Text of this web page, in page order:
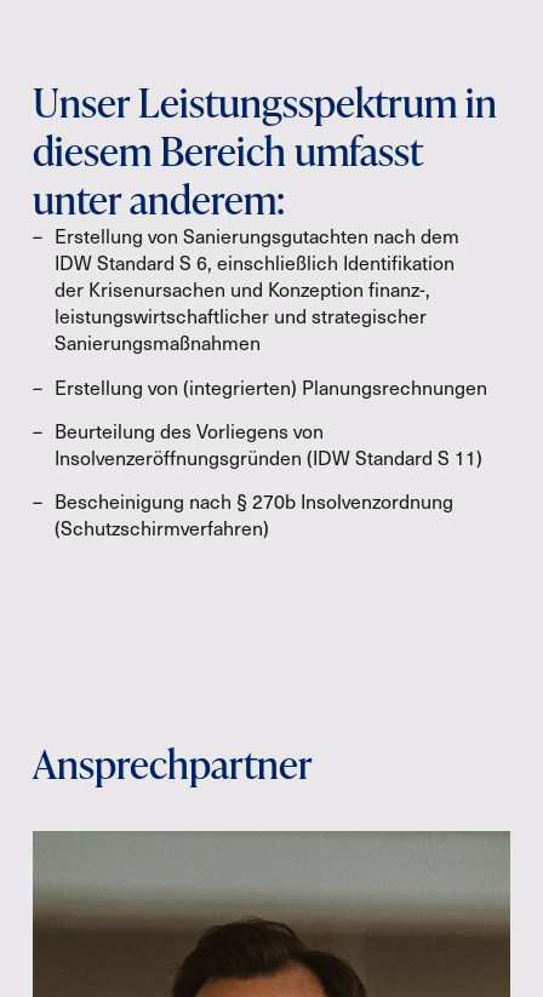
Unser Leistungsspektrum in
diesem Bereich umfasst
unter anderem:
Erstellung von Sanierungsgutachten nach dem
IDW Standard S 6, einschließlich Identifikation
der Krisenursachen und Konzeption finanz-,
leistungswirtschaftlicher und strategischer
Sanierungsmaßnahmen
Erstellung von (integrierten) Planungsrechnungen
Beurteilung des Vorliegens von
Insolvenzeröffnungsgründen (IDW Standard S 11)
Bescheinigung nach § 270b Insolvenzordnung
(Schutzschirmverfahren)
Ansprechpartner